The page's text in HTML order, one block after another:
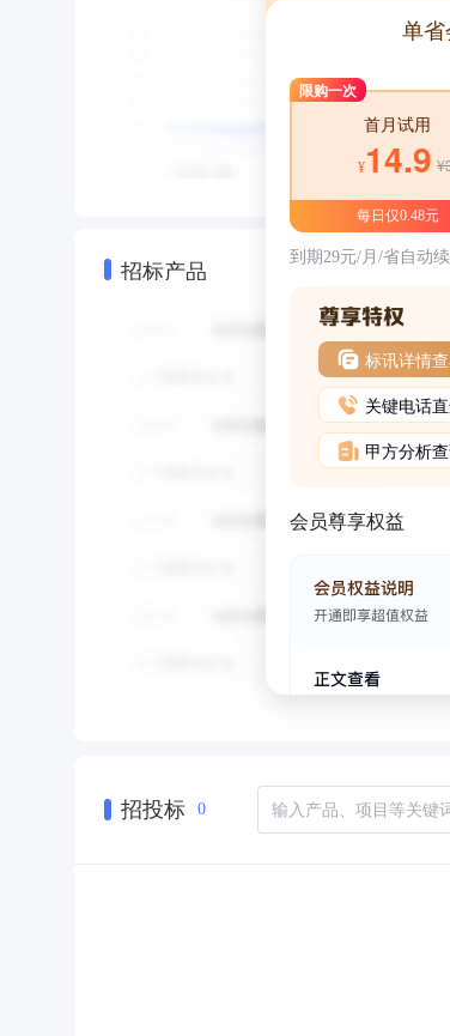
招标产品
单
限购一次
首月试用
¥14.9
每日仅0.48元
到期29元/月/省自动
标讯详情
关键电话
甲方分析
会员尊享权益
招投标 0